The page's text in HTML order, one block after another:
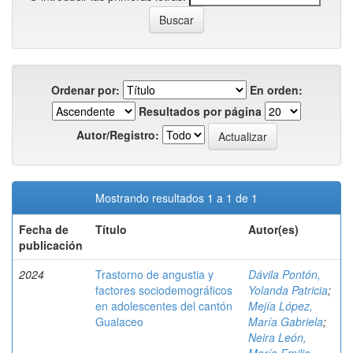
Ordenar por:
En orden:
Resultados por página
Autor/Registro:
Mostrando resultados 1 a 1 de 1
Fecha de
publicación
Título Autor(es)
2024
Trastorno de angustia y
factores sociodemográficos
en adolescentes del cantón
Gualaceo
Dávila Pontón,
Yolanda Patricia;
Mejía López,
María Gabriela;
Neira León,